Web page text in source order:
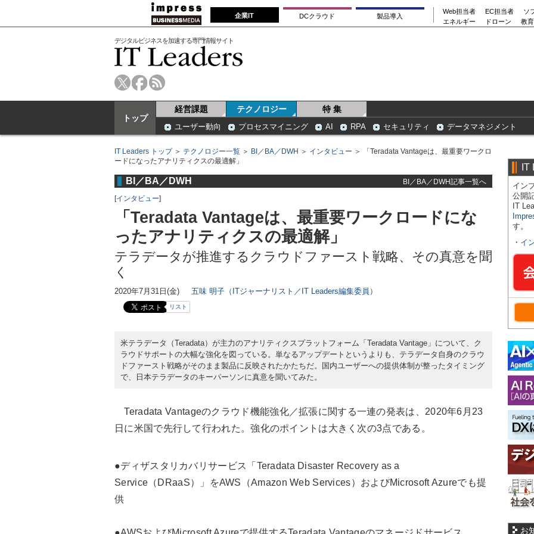
企業IT DCクラウド 製品導入
Web担当者 EC担当者
ソ
エネルギー
ドローン 教
デジタルビジネスを加速する専門情報サイト
トップ
経営課題 テクノロジー 特 集
ユーザー動向 プロセスマイニング AI RPA セキュリティ データマネジメント
IT Leaders トップ＞ テクノロジー一覧 ＞ BI／BA／DWH ＞ インタビュー ＞ 「Teradata Vantageは、最重要ワークロ
ードになったアナリティクスの最適解」
BI／BA／DWH
BI／BA／DWH記事一覧へ
[インタビュー]
「Teradata Vantageは、最重要ワークロードにな
ったアナリティクスの最適解」
テラデータが推進するクラウドファースト戦略、その真意を聞
く
2020年7月31日(金) 五味 明子（ITジャーナリスト／IT Leaders編集委員）
リスト
米テラデータ（Teradata）が主力のアナリティクスプラットフォーム「Teradata Vantage」について、ク
ラウドサポートの大幅な強化を図っている。単なるアップデートというよりも、テラデータ自身のクラウ
ドファースト戦略がそのまま製品に反映されたかたちだ。国内ユーザーへの提供体制が整ったタイミング
で、日本テラデータのキーパーソンに真意を聞いてみた。
Teradata Vantageのクラウド機能強化／拡張に関する一連の発表は、2020年6月23
日に米国で先行して行われた。強化のポイントは大きく次の3点である。
●ディザスタリカバリサービス「Teradata Disaster Recovery as a
Service（DRaaS）」をAWS（Amazon Web Services）およびMicrosoft Azureでも提
供
IT
イン
公開
IT
す。
・ イ
お